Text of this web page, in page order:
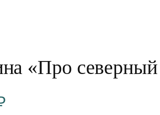
«Про северный